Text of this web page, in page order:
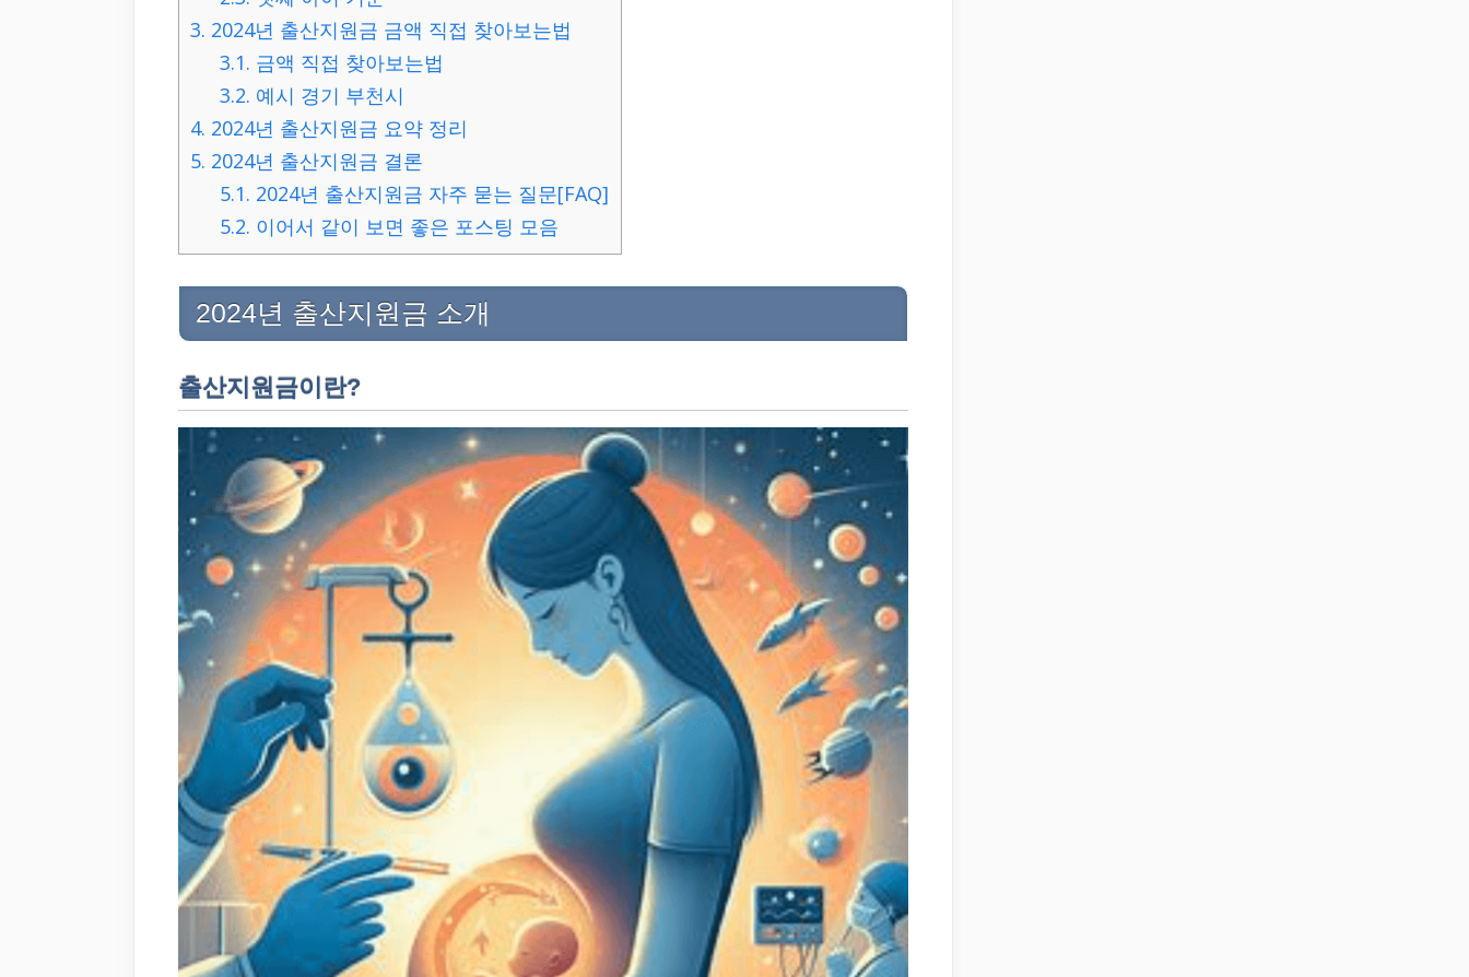
3. 2024년 출산지원금 금액 직접 찾아보는법
3.1. 금액 직접 찾아보는법
3.2. 예시 경기 부천시
4. 2024년 출산지원금 요약 정리
5. 2024년 출산지원금 결론
5.1. 2024년 출산지원금 자주 묻는 질문[FAQ]
5.2. 이어서 같이 보면 좋은 포스팅 모음
2024년 출산지원금 소개
출산지원금이란?